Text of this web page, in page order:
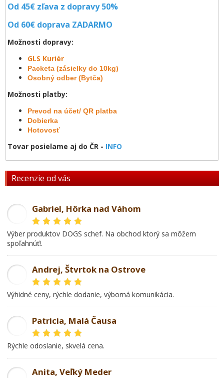
Od 45€ zľava z dopravy 50%
Od 60€ doprava ZADARMO
Možnosti dopravy:
GLS Kuriér
Packeta (zásielky do 10kg)
Osobný odber (Bytča)
Možnosti platby:
Prevod na účet/ QR platba
Dobierka
Hotovosť
Tovar posielame aj do ČR - INFO
Recenzie od vás
Gabriel, Hôrka nad Váhom
Výber produktov DOGS schef. Na obchod ktorý sa môžem
spoľahnúť!.
Andrej, Štvrtok na Ostrove
Výhidné ceny, rýchle dodanie, výborná komunikácia.
Patricia, Malá Čausa
rýchle odoslanie, skvelá cena.
Anita, Veľký Meder